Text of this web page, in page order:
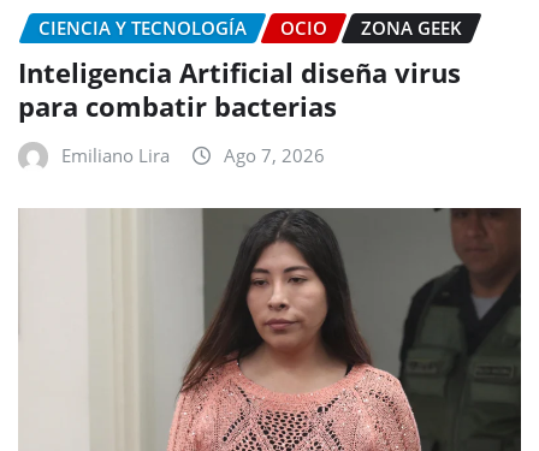
CIENCIA Y TECNOLOGÍA OCIO ZONA GEEK
Inteligencia Artificial diseña virus
para combatir bacterias
Emiliano Lira Ago 7, 2026